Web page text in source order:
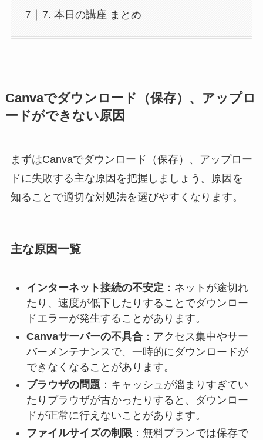
7. 本日の講座 まとめ
Canvaでダウンロード（保存）、アップロ
ードができない原因
まずはCanvaでダウンロード（保存）、アップロー
ドに失敗する主な原因を把握しましょう。原因を
知ることで適切な対処法を選びやすくなります。
主な原因一覧
インターネット接続の不安定 ：ネットが途切れ
たり、速度が低下したりすることでダウンロー
ドエラーが発生することがあります。
Canvaサーバーの不具合：アクセス集中やサー
バーメンテナンスで、一時的にダウンロードが
できなくなることがあります。
ブラウザの問題 ：キャッシュが溜まりすぎてい
たりブラウザが古かったりすると、ダウンロー
ドが正常に行えないことがあります。
ファイルサイズの制限：無料プランでは保存で